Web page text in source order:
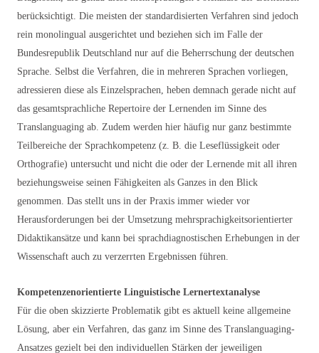
berücksichtigt. Die meisten der standardisierten Verfahren sind jedoch
rein monolingual ausgerichtet und beziehen sich im Falle der
Bundesrepublik Deutschland nur auf die Beherrschung der deutschen
Sprache. Selbst die Verfahren, die in mehreren Sprachen vorliegen,
adressieren diese als Einzelsprachen, heben demnach gerade nicht auf
das gesamtsprachliche Repertoire der Lernenden im Sinne des
Translanguaging ab. Zudem werden hier häufig nur ganz bestimmte
Teilbereiche der Sprachkompetenz (z. B. die Leseflüssigkeit oder
Orthografie) untersucht und nicht die oder der Lernende mit all ihren
beziehungsweise seinen Fähigkeiten als Ganzes in den Blick
genommen. Das stellt uns in der Praxis immer wieder vor
Herausforderungen bei der Umsetzung mehrsprachigkeitsorientierter
Didaktikansätze und kann bei sprachdiagnostischen Erhebungen in der
Wissenschaft auch zu verzerrten Ergebnissen führen.
Kompetenzenorientierte Linguistische Lernertextanalyse
Für die oben skizzierte Problematik gibt es aktuell keine allgemeine
Lösung, aber ein Verfahren, das ganz im Sinne des Translanguaging-
Ansatzes gezielt bei den individuellen Stärken der jeweiligen